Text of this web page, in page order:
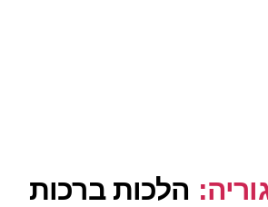
הלכות ברכות